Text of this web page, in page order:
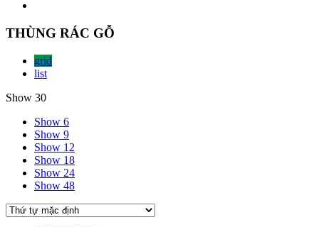
THÙNG RÁC GỖ
grid
list
Show 30
Show 6
Show 9
Show 12
Show 18
Show 24
Show 48